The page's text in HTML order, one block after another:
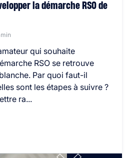
la démarche RSO de
qui souhaite
RSO se retrouve
Par quoi faut-il
sont les étapes à suivre ?
ra...